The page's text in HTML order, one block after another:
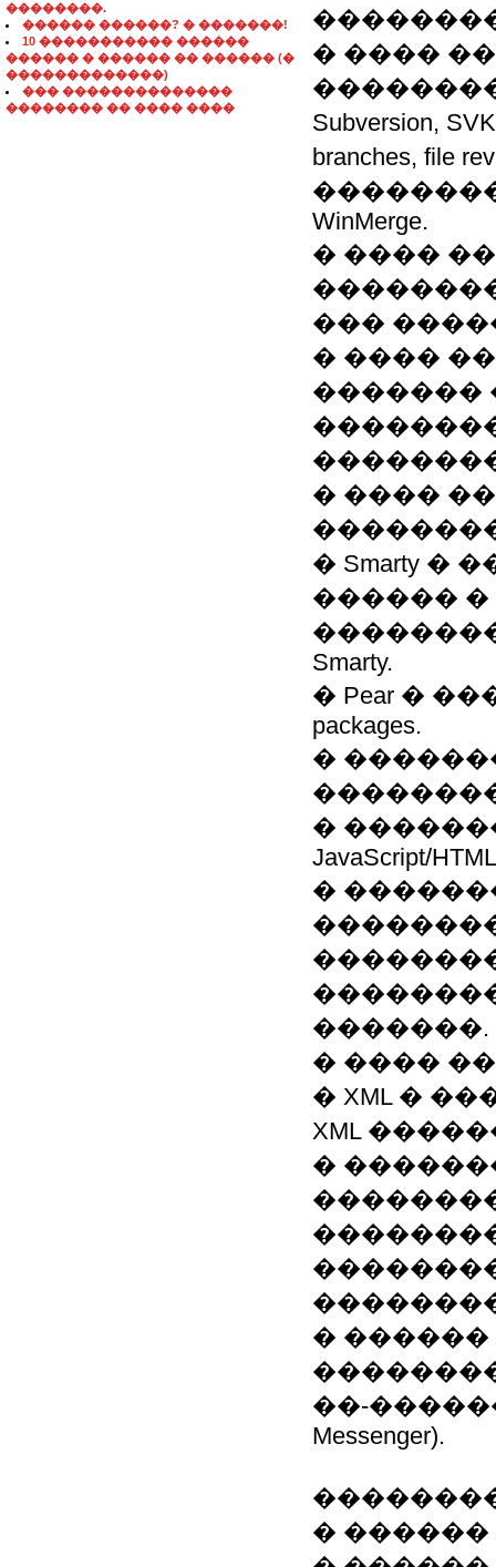
��������.
������ ������? � �������!
10 ����������� ������
������ � ������ �� ������ (�
�������������)
��� ��������������
�������� �� ���� ����
� ����
Subversion,
branches, file
WinMerge.
� ����
���
� ����
�������
� ����
� Smarty �
������
Smarty.
� Pear �
packages.
�
�
JavaScript/
�
�������.
� ����
� XML �
XML
�
�
��-
Messenger).
�